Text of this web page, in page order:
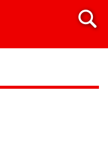
2020年09月